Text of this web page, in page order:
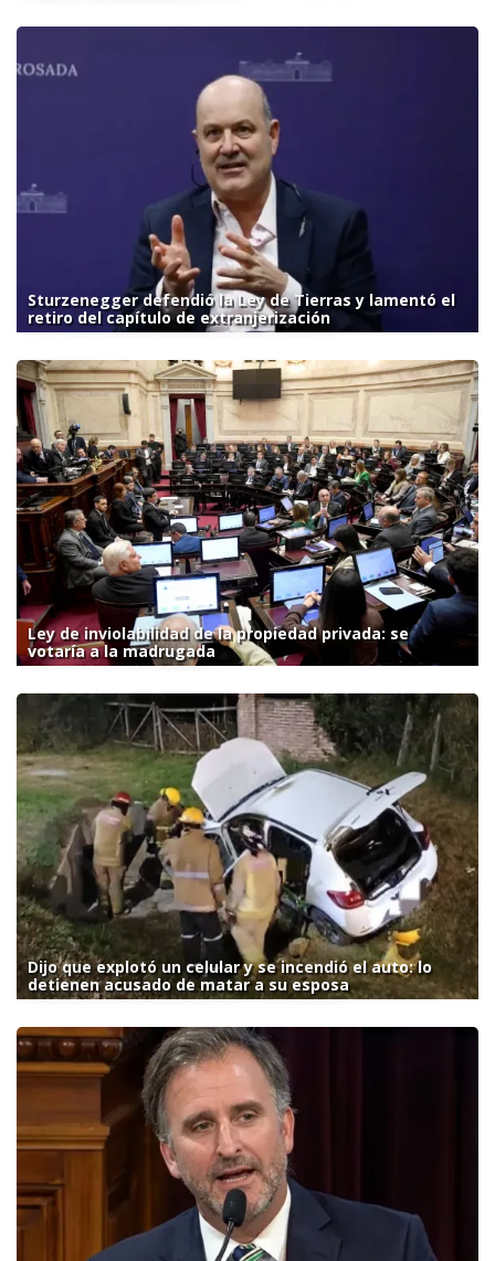
Sturzenegger defendió la Ley de Tierras y lamentó el
retiro del capítulo de extranjerización
Ley de inviolabilidad de la propiedad privada: se
votaría a la madrugada
Dijo que explotó un celular y se incendió el auto: lo
detienen acusado de matar a su esposa